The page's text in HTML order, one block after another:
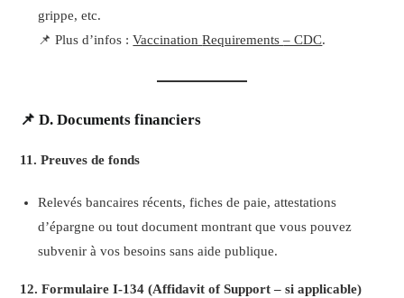
grippe, etc.
📌 Plus d’infos :VaccinationRequirements– CDC.
📌 D. Documents financiers
11. Preuves de fonds
Relevés bancaires récents, fiches de paie, attestations
d’épargne ou tout document montrant que vous pouvez
subvenir à vos besoins sans aide publique.
12. Formulaire I-134 (Affidavit of Support – si applicable)